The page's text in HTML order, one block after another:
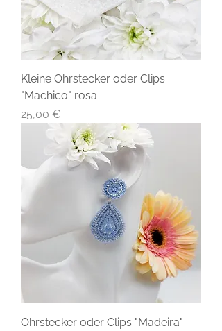
Kleine Ohrstecker oder Clips
"Machico" rosa
Preis
25,00 €
Ohrstecker oder Clips "Madeira"